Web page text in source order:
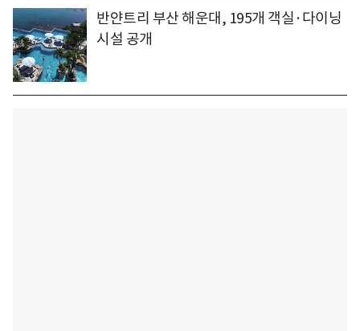
반얀트리 부산 해운대, 195개 객실·다이닝
시설 공개